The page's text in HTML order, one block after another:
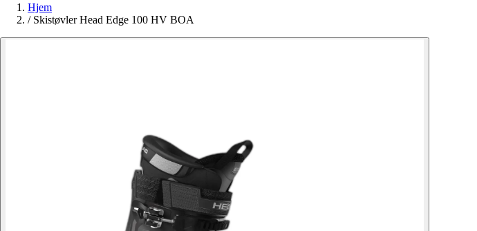
Hjem
/ Skistøvler Head Edge 100 HV BOA